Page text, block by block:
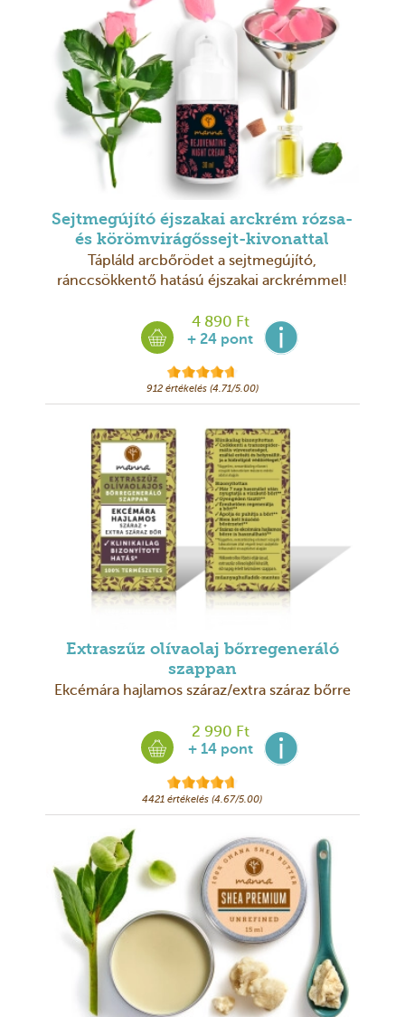
Sejtmegújító éjszakai arckrém rózsa-
és körömvirágőssejt-kivonattal
Tápláld arcbőrödet a sejtmegújító,
ránccsökkentő hatású éjszakai arckrémmel!
4 890 Ft
+ 24 pont
912 értékelés (4.71/5.00)
Extraszűz olívaolaj bőrregeneráló
szappan
Ekcémára hajlamos száraz/extra száraz bőrre
2 990 Ft
+ 14 pont
4421 értékelés (4.67/5.00)